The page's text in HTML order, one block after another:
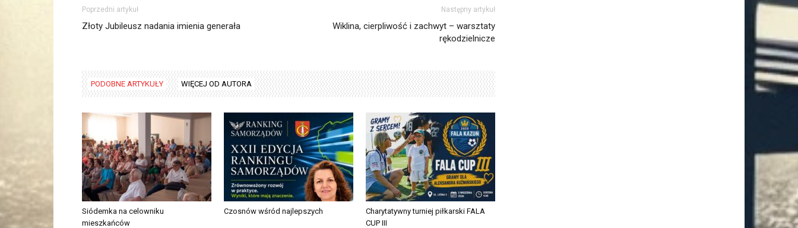
Poprzedni artykuł
Złoty Jubileusz nadania imienia generała
Następny artykuł
Wiklina, cierpliwość i zachwyt – warsztaty
rękodzielnicze
PODOBNE ARTYKUŁY WIĘCEJ OD AUTORA
Siódemka na celowniku
mieszkańców
Czosnów wśród najlepszych
Charytatywny turniej piłkarski FALA
CUP III